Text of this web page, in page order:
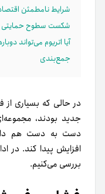
شرایط نامطمئن
شکست سطوح
آیا اتریوم می‌تواند
جمع‌بندی
در حالی که بسیاری از
جدید بودند،
دست به دست هم
افزایش پیدا کند. در
بررسی می‌کنیم.